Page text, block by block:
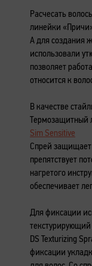
Расчесать
линейки
А для создания
использовали
позволяет
относится к
В качестве
Термозащитный
Sim Sensitive
Спрей защищает
препятствует
нагретого
обеспечивает
Для фиксации
DS Texturizing
фиксации